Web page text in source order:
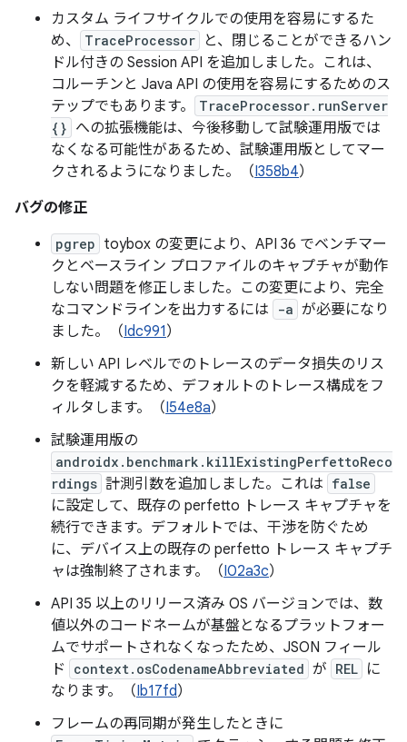
カスタム ライフサイクルでの使用を容易にするた
め、
TraceProcessor
と、閉じることができるハン
ドル付きの Session API を追加しました。これは、
コルーチンと Java API の使用を容易にするためのス
テップでもあります。
TraceProcessor.runServer
{} への拡張機能は、今後移動して試験運用版では
なくなる可能性があるため、試験運用版としてマー
クされるようになりました。（I358b4）
バグの修正
pgrep toybox の変更により、API 36 でベンチマー
クとベースライン プロファイルのキャプチャが動作
しない問題を修正しました。この変更により、完全
なコマンドラインを出力するには
-a が必要になり
ました。（Idc991）
新しい API レベルでのトレースのデータ損失のリス
クを軽減するため、デフォルトのトレース構成をフ
ィルタします。（I54e8a）
試験運用版の
androidx.benchmark.killExistingPerfettoReco
rdings 計測引数を追加しました。これは false
に設定して、既存の perfetto トレース キャプチャを
続行できます。デフォルトでは、干渉を防ぐため
に、デバイス上の既存の perfetto トレース キャプチ
ャは強制終了されます。（I02a3c）
API 35 以上のリリース済み OS バージョンでは、数
値以外のコードネームが基盤となるプラットフォー
ムでサポートされなくなったため、JSON フィール
ド
context.osCodenameAbbreviated が REL に
なります。（Ib17fd）
フレームの再同期が発生したときに